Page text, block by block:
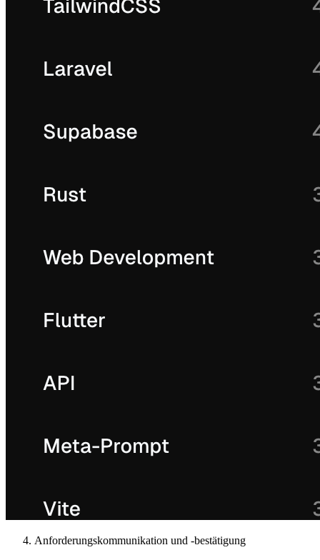
Anforderungskommunikation und -bestätigung